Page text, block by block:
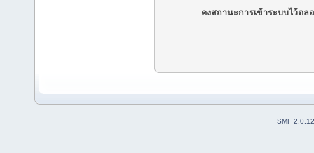
คงสถานะการเข้าระบบไว้ตล
SMF 2.0.12